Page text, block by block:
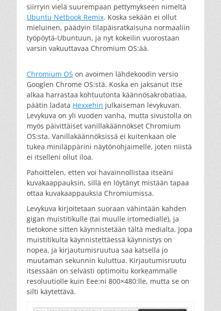
siirryin vielä suurempaan pettymykseen nimeltä
Ubuntu Netbook Remix. Koska sekään ei ollut
mieluinen, päädyin tilapäisratkaisuna normaaliin
työpöytä-Ubuntuun, ja nyt kokeilin vuorostaan
varsin vakuuttavaa Chromium OS:ää.
Chromium OS on avoimen lähdekoodin versio
Googlen Chrome OS:stä. Koska en jaksanut itse
alkaa harrastaa kohtuutonta käännösakrobatiaa,
päätin ladata Hexxehin julkaiseman levykuvan.
Levykuva on yli vuoden vanha, mutta sivustolla on
myös päivittäiset vanillakäännökset Chromium
OS:sta. Vanillakäännöksissä ei kuitenkaan ole
tukea miniläppärini näytönohjaimelle, joten niistä
ei itselleni ollut iloa.
Pahoittelen, etten voi havainnollistaa itseäni
kuvakaappauksin, sillä en löytänyt mistään tapaa
ottaa kuvakaappauksia Chromiumissa.
Levykuva kirjoitetaan suoraan vähintään kahden
gigan muistitikulle (tai muulle irtomedialle), ja
tietokone sitten käynnistetään tältä medialta. Jopa
muistitikulta käynnistettäessä käynnistys on
nopea, ja kirjautumisruutua saa katsella jo
muutaman sekunnin kuluttua. Kirjautumisruutu
itsessään on selvästi optimoitu korkeammalle
resoluutiolle kuin Eee:ni 800×480:lle, mutta se on
silti käytettävä.